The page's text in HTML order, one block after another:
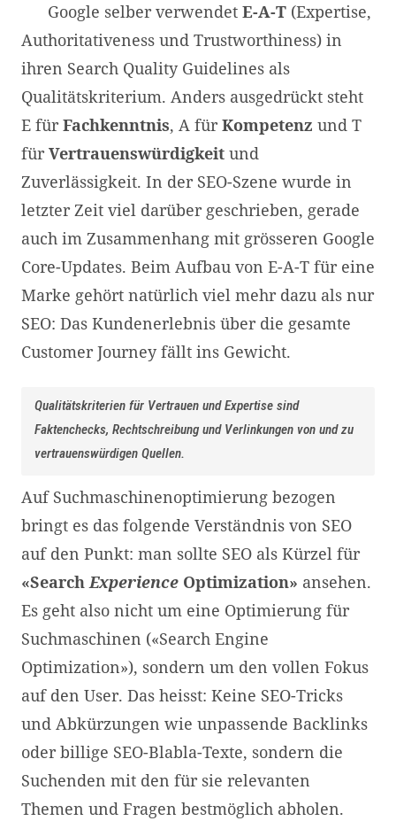
Google selber verwendet E-A-T (Expertise,
Authoritativeness und Trustworthiness) in
ihren Search Quality Guidelines als
Qualitätskriterium. Anders ausgedrückt steht
E fürFachkenntnis, A fürKompetenz und T
fürVertrauenswürdigkeit und
Zuverlässigkeit. In der SEO-Szene wurde in
letzter Zeit viel darüber geschrieben, gerade
auch im Zusammenhang mit grösseren Google
Core-Updates. Beim Aufbau von E-A-T für eine
Marke gehört natürlich viel mehr dazu als nur
SEO: Das Kundenerlebnis über die gesamte
Customer Journey fällt ins Gewicht.
Qualitätskriterien für Vertrauen und Expertise sind
Faktenchecks, Rechtschreibung und Verlinkungen von und zu
vertrauenswürdigen Quellen.
Auf Suchmaschinenoptimierung bezogen
bringt es das folgende Verständnis von SEO
auf den Punkt: man sollte SEO als Kürzel für
«SearchExperience Optimization» ansehen.
Es geht also nicht um eine Optimierung für
Suchmaschinen («Search Engine
Optimization»), sondern um den vollen Fokus
auf den User. Das heisst: Keine SEO-Tricks
und Abkürzungen wie unpassende Backlinks
oder billige SEO-Blabla-Texte, sondern die
Suchenden mit den für sie relevanten
Themen und Fragen bestmöglich abholen.